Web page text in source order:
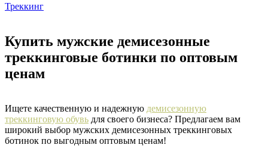
Треккинг
Купить мужские демисезонные
треккинговые ботинки по оптовым
ценам
Ищете качественную и надежную демисезонную
треккинговую обувь для своего бизнеса? Предлагаем вам
широкий выбор мужских демисезонных треккинговых
ботинок по выгодным оптовым ценам!